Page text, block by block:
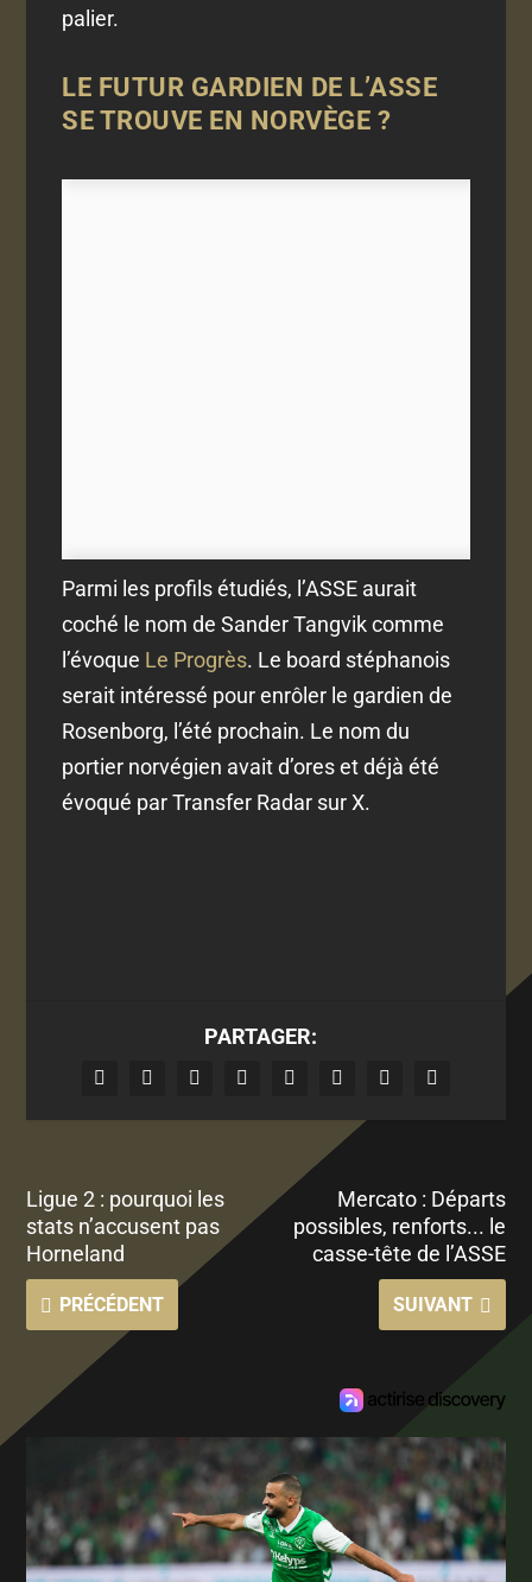
palier.
LE FUTUR GARDIEN DE L’ASSE
SE TROUVE EN NORVÈGE ?
Parmi les profils étudiés, l’ASSE aurait
coché le nom de Sander Tangvik comme
l’évoque Le Progrès. Le board stéphanois
serait intéressé pour enrôler le gardien de
Rosenborg, l’été prochain. Le nom du
portier norvégien avait d’ores et déjà été
évoqué par Transfer Radar sur X.
PARTAGER:
Ligue 2 : pourquoi les
stats n’accusent pas
Horneland
PRÉCÉDENT
Mercato : Départs
possibles, renforts... le
casse-tête de l’ASSE
SUIVANT